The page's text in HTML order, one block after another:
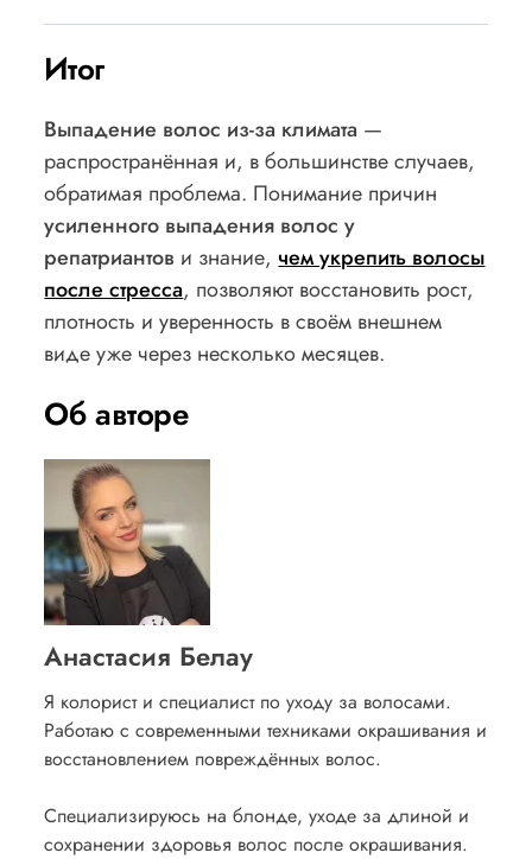
Итог
Выпадение волос из-за климата —
распространённая и, в большинстве случаев,
обратимая проблема. Понимание причин
усиленного выпадения волос у
репатриантов и знание, чем укрепить волосы
после стресса, позволяют восстановить рост,
плотность и уверенность в своём внешнем
виде уже через несколько месяцев.
Об авторе
Анастасия Белау
Я колорист и специалист по уходу за волосами.
Работаю с современными техниками окрашивания и
восстановлением повреждённых волос.
Специализируюсь на блонде, уходе за длиной и
сохранении здоровья волос после окрашивания.